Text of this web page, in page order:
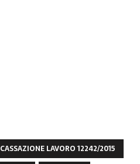
CASSAZIONE LAVORO 12242/2015